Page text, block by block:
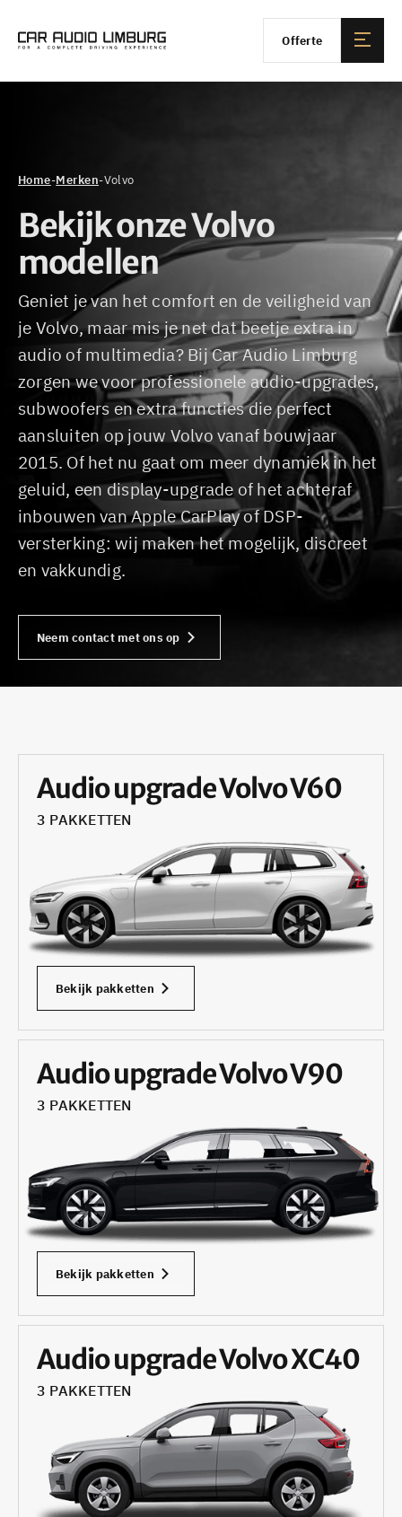
Offerte
Home-Merken-Volvo
Bekijk onzeVolvo
modellen
Geniet je van het comfort en de veiligheid van
je Volvo, maar mis je net dat beetje extra in
audio of multimedia? Bij Car Audio Limburg
zorgen we voor professionele audio-upgrades,
subwoofers en extra functies die perfect
aansluiten op jouw Volvo vanaf bouwjaar
2015. Of het nu gaat om meer dynamiek in het
geluid, een display-upgrade of het achteraf
inbouwen van Apple CarPlay of DSP-
versterking: wij maken het mogelijk, discreet
en vakkundig.
Neem contact met ons op
Audio upgrade Volvo V60
3 PAKKETTEN
Bekijk pakketten
Audio upgrade Volvo V90
3 PAKKETTEN
Bekijk pakketten
Audio upgrade Volvo XC40
3 PAKKETTEN